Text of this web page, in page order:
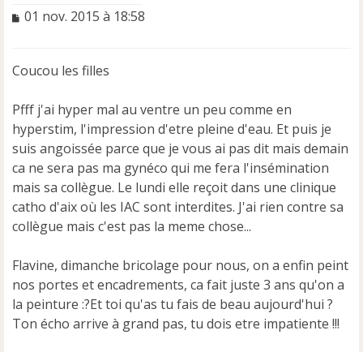
M
a
e
n
o
n
l
u
01 nov. 2015 à 18:58
Coucou les filles
Pfff j'ai hyper mal au ventre un peu comme en
hyperstim, l'impression d'etre pleine d'eau. Et puis je
suis angoissée parce que je vous ai pas dit mais demain
ca ne sera pas ma gynéco qui me fera l'insémination
mais sa collègue. Le lundi elle reçoit dans une clinique
catho d'aix où les IAC sont interdites. J'ai rien contre sa
collègue mais c'est pas la meme chose...
Flavine, dimanche bricolage pour nous, on a enfin peint
nos portes et encadrements, ca fait juste 3 ans qu'on a
la peinture :?Et toi qu'as tu fais de beau aujourd'hui ?
Ton écho arrive à grand pas, tu dois etre impatiente !!!